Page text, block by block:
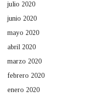
julio 2020
junio 2020
mayo 2020
abril 2020
marzo 2020
febrero 2020
enero 2020